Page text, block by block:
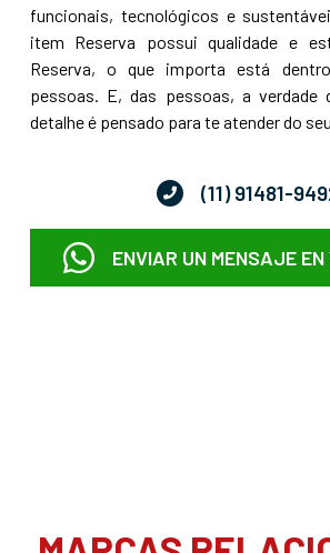
funcionais, tecnológicos e
item Reserva possui qualidade e
Reserva, o que importa está
pessoas. E, das pessoas, a verdade
detalhe é pensado para te atender do
(11) 91481-
ENVIAR UN MENSAJE